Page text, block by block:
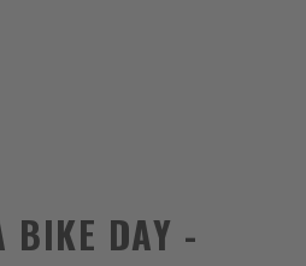
BIKE DAY -